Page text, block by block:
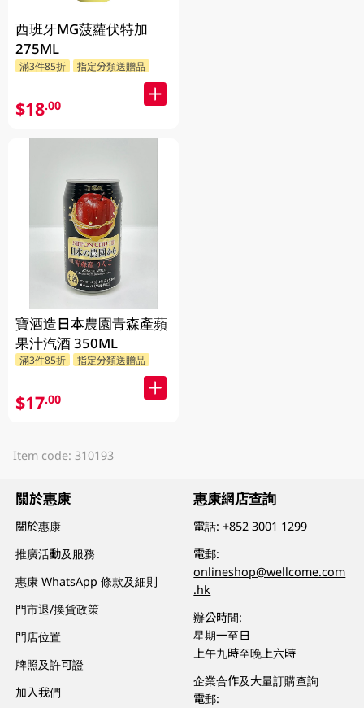
西班牙MG菠蘿伏特加
275ML
滿3件85折 指定分類送贈品
$18.00
寶酒造日本農園青森產蘋
果汁汽酒 350ML
滿3件85折 指定分類送贈品
$17.00
Item code: 310193
關於惠康
關於惠康
推廣活動及服務
惠康 WhatsApp 條款及細則
門市退/換貨政策
門店位置
牌照及許可證
加入我們
惠康網店查詢
電話:+852 3001 1299
電郵:
onlineshop@wellcome.com
.hk
辦公時間:
星期一至日
上午九時至晚上六時
企業合作及大量訂購查詢
電郵: